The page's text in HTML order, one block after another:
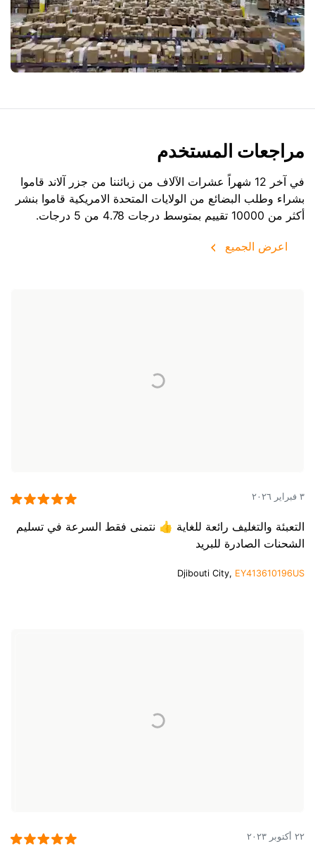
مراجعات المستخدم
في آخر 12 شهراً عشرات الآلاف من زبائننا من جزر آلاند قاموا
بشراء وطلب البضائع من الولايات المتحدة الامريكية قاموا بنشر
أكثر من 10000 تقييم بمتوسط درجات 4.78 من 5 درجات.
اعرض الجميع
٣ فبراير ٢٠٢٦
التعبئة والتغليف رائعة للغاية 👍 نتمنى فقط السرعة في تسليم
الشحنات الصادرة للبريد
Djibouti City, EY413610196US
٢٢ أكتوبر ٢٠٢٣